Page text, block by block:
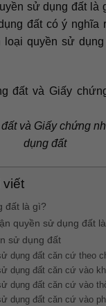
sử dụng đất là
đất có ý nghĩa
loại quyền sử dụng
và Giấy chứng
dụng đất
viết
đất là gì?
quyền sử dụng đất
sử dụng đất
dụng đất căn cứ theo
dụng đất căn cứ vào
dụng đất căn cứ vào
dụng đất căn cứ vào